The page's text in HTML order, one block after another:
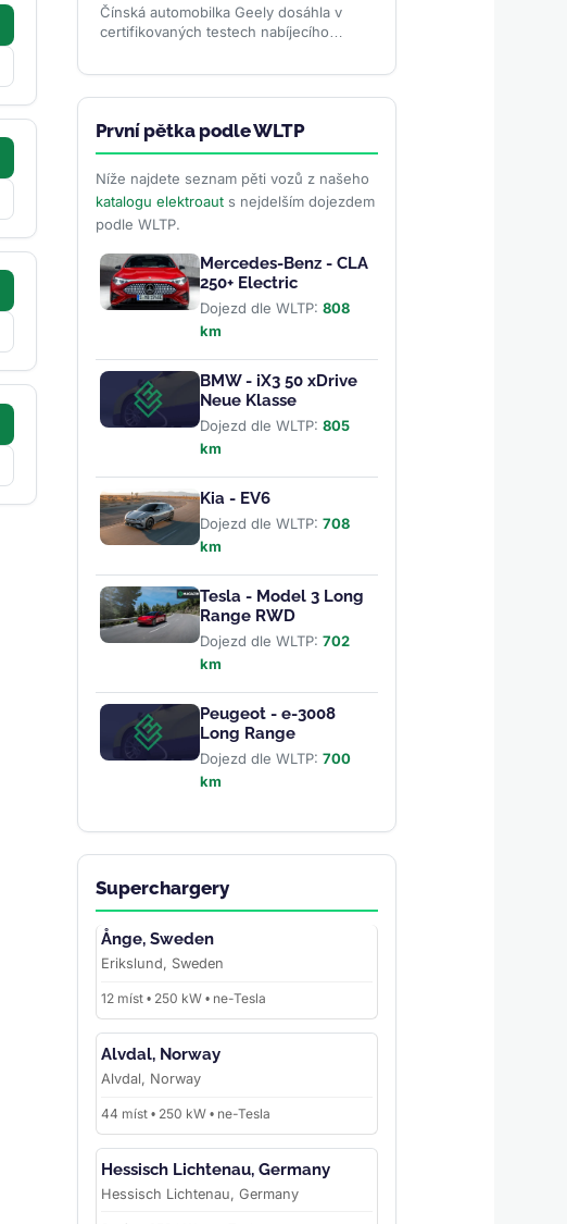
Čínská automobilka Geely dosáhla v
certifikovaných testech nabíjecího
LFP baterie Aegis Gold Brick...>>
První pětka podle WLTP
Níže najdete seznam pěti vozů z našeho
katalogu elektroauts nejdelším dojezdem
podle WLTP.
Mercedes-Benz - CLA
250+ Electric
Dojezd dle WLTP: 808
km
BMW - iX3 50 xDrive
Neue Klasse
Dojezd dle WLTP: 805
km
Kia - EV6
Dojezd dle WLTP: 708
km
Tesla - Model 3 Long
Range RWD
Dojezd dle WLTP: 702
km
Peugeot - e-3008
Long Range
Dojezd dle WLTP: 700
km
Superchargery
Ånge, Sweden
Erikslund, Sweden
12 míst • 250 kW • ne-Tesla
Alvdal, Norway
Alvdal, Norway
44 míst • 250 kW • ne-Tesla
Hessisch Lichtenau, Germany
Hessisch Lichtenau, Germany